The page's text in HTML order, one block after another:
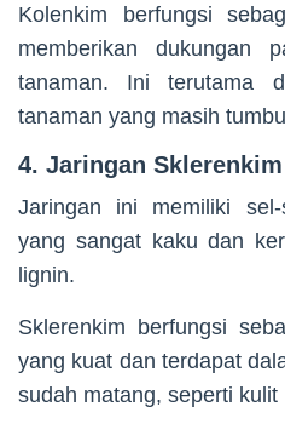
Kolenkim berfungsi
memberikan dukungan
tanaman. Ini terutama
tanaman yang masih
4. Jaringan Sklerenkim
Jaringan ini memiliki
yang sangat kaku dan
lignin.
Sklerenkim berfungsi
yang kuat dan terdapat
sudah matang, seperti